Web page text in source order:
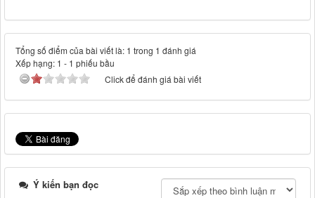
Tổng số điểm của bài viết là: 1 trong 1 đánh giá
Xếp hạng: 1 - 1 phiếu bầu
Click để đánh giá bài viết
Ý kiến bạn đọc